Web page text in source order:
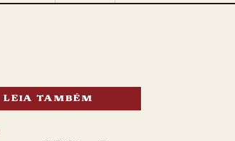
LEIA TAMBÉM